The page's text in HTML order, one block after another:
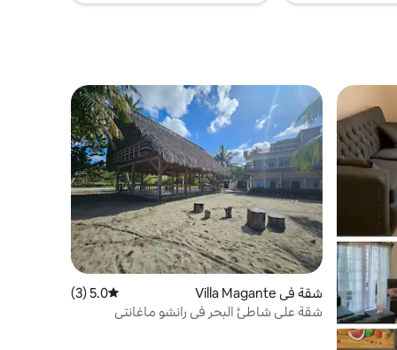
شقة في Villa Magante متوسط التقييم 5.0 من 5، 3 مراجعات
5.0 (3)
شقة على شاطئ البحر في رانشو ماغانتي